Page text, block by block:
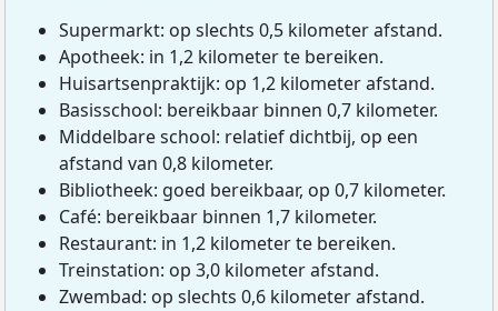
Supermarkt: op slechts 0,5 kilometer afstand.
Apotheek: in 1,2 kilometer te bereiken.
Huisartsenpraktijk: op 1,2 kilometer afstand.
Basisschool: bereikbaar binnen 0,7 kilometer.
Middelbare school: relatief dichtbij, op een
afstand van 0,8 kilometer.
Bibliotheek: goed bereikbaar, op 0,7 kilometer.
Café: bereikbaar binnen 1,7 kilometer.
Restaurant: in 1,2 kilometer te bereiken.
Treinstation: op 3,0 kilometer afstand.
Zwembad: op slechts 0,6 kilometer afstand.